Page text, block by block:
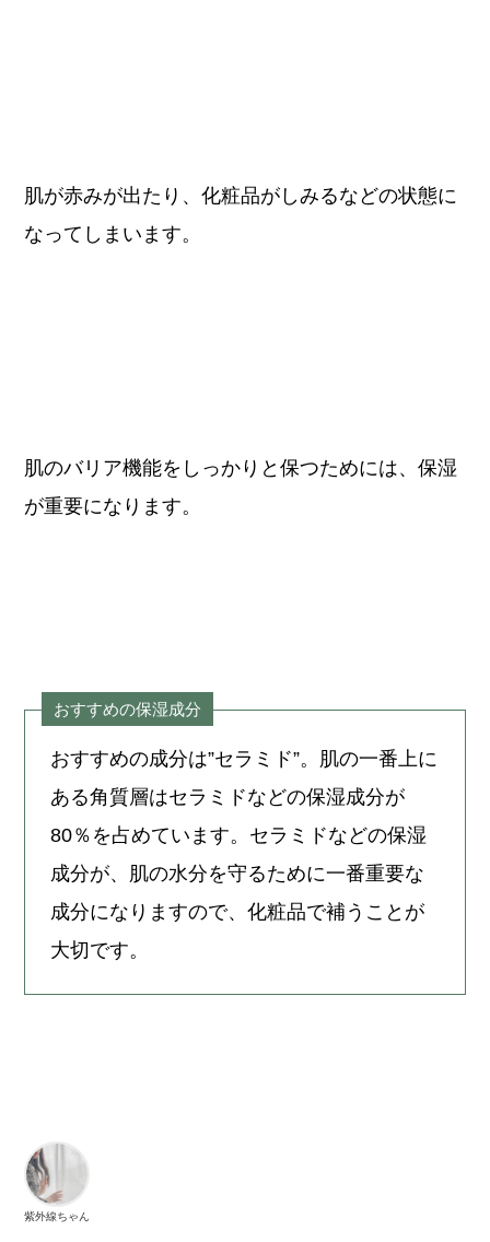
肌が赤みが出たり、化粧品がしみるなどの状態に
なってしまいます。
肌のバリア機能をしっかりと保つためには、保湿
が重要になります。
おすすめの保湿成分
おすすめの成分は”セラミド”。肌の一番上に
ある角質層はセラミドなどの保湿成分が
80％を占めています。セラミドなどの保湿
成分が、肌の水分を守るために一番重要な
成分になりますので、化粧品で補うことが
大切です。
紫外線ちゃん